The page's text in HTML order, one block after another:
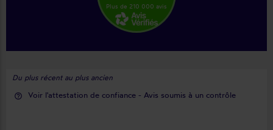
Plus de 210 000 avis
Du plus récent au plus ancien
help_outline Voir l'attestation de confiance - Avis soumis à un contrôle